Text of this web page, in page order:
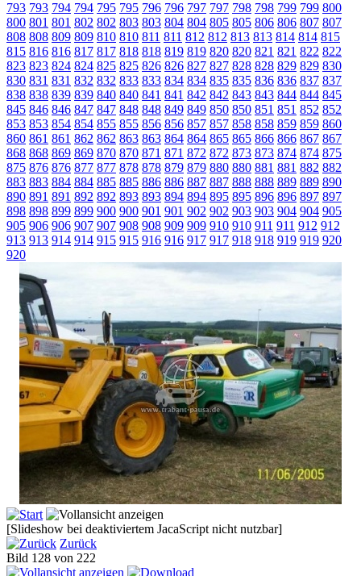
793 793 794 794 795 795 796 796 797 797 798 798 799 799 800
800 801 801 802 802 803 803 804 804 805 805 806 806 807 807
808 808 809 809 810 810 811 811 812 812 813 813 814 814 815
815 816 816 817 817 818 818 819 819 820 820 821 821 822 822
823 823 824 824 825 825 826 826 827 827 828 828 829 829 830
830 831 831 832 832 833 833 834 834 835 835 836 836 837 837
838 838 839 839 840 840 841 841 842 842 843 843 844 844 845
845 846 846 847 847 848 848 849 849 850 850 851 851 852 852
853 853 854 854 855 855 856 856 857 857 858 858 859 859 860
860 861 861 862 862 863 863 864 864 865 865 866 866 867 867
868 868 869 869 870 870 871 871 872 872 873 873 874 874 875
875 876 876 877 877 878 878 879 879 880 880 881 881 882 882
883 883 884 884 885 885 886 886 887 887 888 888 889 889 890
890 891 891 892 892 893 893 894 894 895 895 896 896 897 897
898 898 899 899 900 900 901 901 902 902 903 903 904 904 905
905 906 906 907 907 908 908 909 909 910 910 911 911 912 912
913 913 914 914 915 915 916 916 917 917 918 918 919 919 920
920
[Slideshow bei deaktiviertem JacaScript nicht nutzbar]
Zurück
Bild 128 von 222